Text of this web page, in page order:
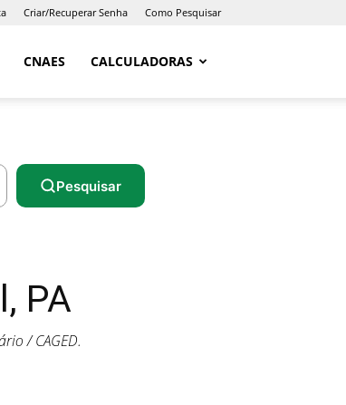
Criar/Recuperar Senha Como Pesquisar
CNAES CALCULADORAS
Pesquisar
PA
/ CAGED.